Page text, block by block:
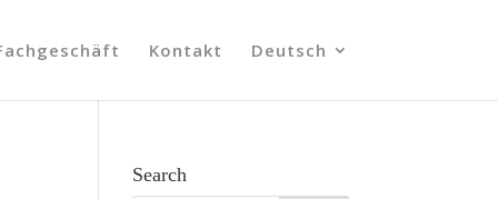
Kontakt Deutsch
Search